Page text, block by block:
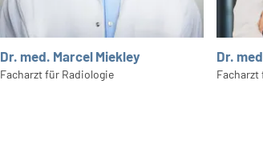
Dr. med. Marcel Miekley
Facharzt für Radiologie
Dr.
Facharzt